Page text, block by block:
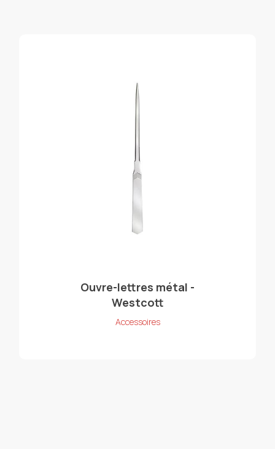
Ouvre-lettres métal -
Westcott
Accessoires